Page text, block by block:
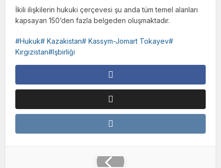
İkili ilişkilerin hukuki çerçevesi şu anda tüm temel alanları
kapsayan 150’den fazla belgeden oluşmaktadır.
Hukuk# Kazakistan# Kassym-Jomart Tokayev#
Kırgızistan#Işbirliği